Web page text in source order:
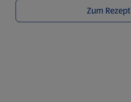
Zum Rezept